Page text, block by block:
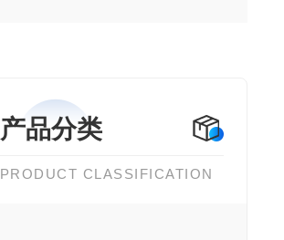
产品分类
PRODUCT CLASSIFICATION